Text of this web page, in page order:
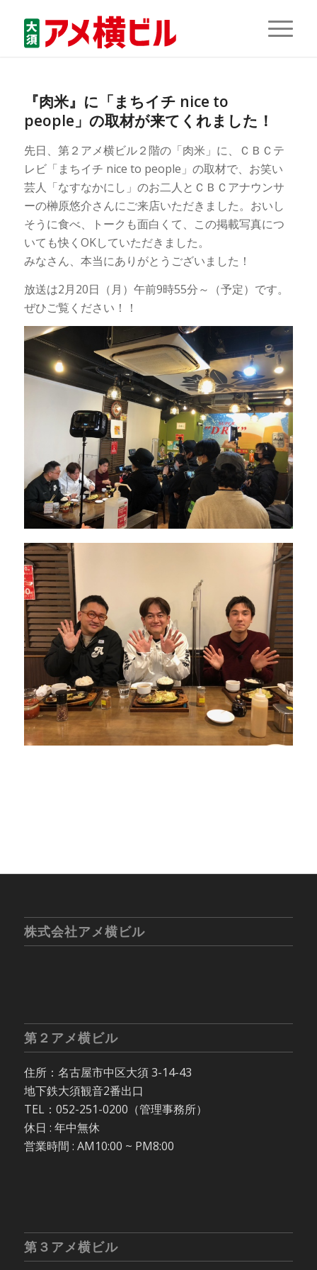
『肉米』に「まちイチ nice to
people」の取材が来てくれました！
先日、第２アメ横ビル２階の「肉米」に、ＣＢＣテ
レビ「まちイチ nice to people」の取材で、お笑い
芸人「なすなかにし」のお二人とＣＢＣアナウンサ
ーの榊原悠介さんにご来店いただきました。おいし
そうに食べ、トークも面白くて、この掲載写真につ
いても快くOKしていただきました。
みなさん、本当にありがとうございました！
放送は2月20日（月）午前9時55分～（予定）です。
ぜひご覧ください！！
株式会社アメ横ビル
第２アメ横ビル
住所：名古屋市中区大須 3-14-43
地下鉄大須観音2番出口
TEL：052-251-0200（管理事務所）
休日 : 年中無休
営業時間 : AM10:00 ~ PM8:00
第３アメ横ビル